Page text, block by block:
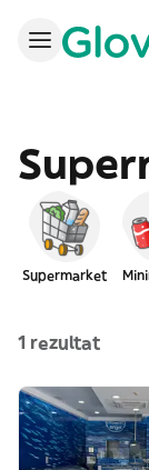
Supermarket
1 rezultat